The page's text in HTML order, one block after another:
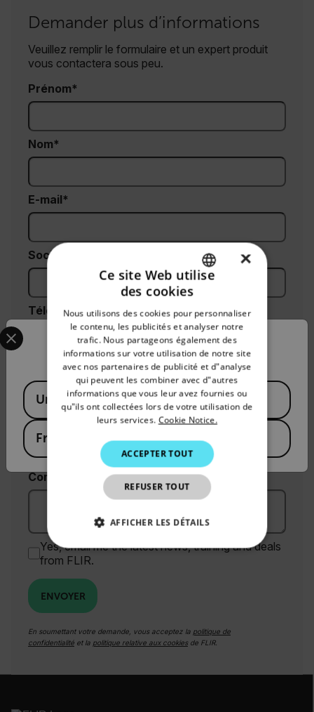
Demander plus d’informations
Veuillez remplir le formulaire et un expert produit
vous contactera sous peu.
Prénom
Nom
E-mail
Société
Téléphone (facultatif)
Code postal*
Country *
Commentaires
Yes, email me the latest news, training and deals
from FLIR.
ENVOYER
En soumettant votre demande, vous acceptez la politique de
confidentialité et la politique relative aux cookiesde FLIR.
Confirm Location
Select your preferred country and language from the
Available Locations
United States
France
GERMAN
FRENCH
SPANISH
PORTUGUESE
ITALIAN
KOREAN
JAPANESE
CHINESE
×
Ce site Web utilise
des cookies
Nous utilisons des cookies pour personnaliser
le contenu, les publicités et analyser notre
trafic. Nous partageons également des
informations sur votre utilisation de notre site
avec nos partenaires de publicité et d"analyse
qui peuvent les combiner avec d"autres
informations que vous leur avez fournies ou
qu"ils ont collectées lors de votre utilisation de
leurs services. Cookie Notice.
ACCEPTER TOUT
REFUSER TOUT
AFFICHER LES DÉTAILS
STRICTEMENT NÉCESSAIRES
PERFORMANCE